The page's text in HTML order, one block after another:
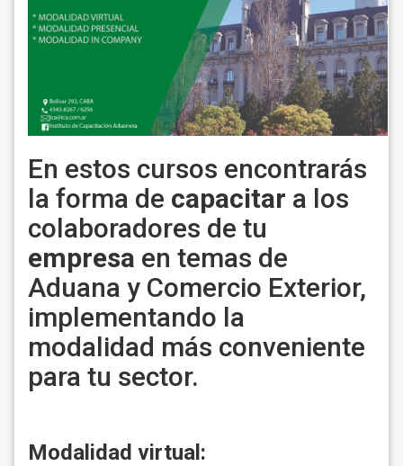
En estos cursos encontrarás
la forma de capacitar a los
colaboradores de tu
empresa en temas de
Aduana y Comercio Exterior,
implementando la
modalidad más conveniente
para tu sector.
Modalidad virtual: